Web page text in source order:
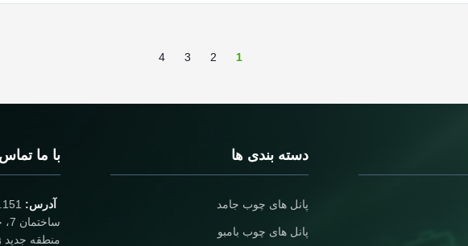
1
2
3
4
دسته بندی ها
پانل های چوب جامد
پانل های چوب بامبو
با ما
آدرس:
منطقه جدید